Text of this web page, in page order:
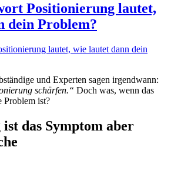
Positionierung lautet,
dein Problem?
und Experten sagen irgendwann:
schärfen.“ Doch was, wenn das
Problem ist?
das Symptom aber